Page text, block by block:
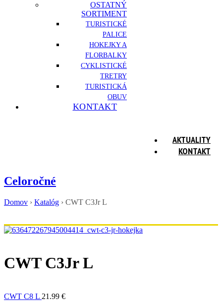
OSTATNÝ
SORTIMENT
TURISTICKÉ
PALICE
HOKEJKY A
FLORBALKY
CYKLISTICKÉ
TRETRY
TURISTICKÁ
OBUV
KONTAKT
AKTUALITY
KONTAKT
Celoročné
Domov › Katalóg › CWT C3Jr L
CWT C3Jr L
CWT C8 L 21.99 €